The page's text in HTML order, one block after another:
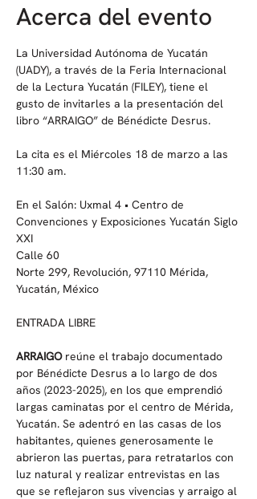
Acerca del evento
La Universidad Autónoma de Yucatán
(UADY), a través de la Feria Internacional
de la Lectura Yucatán (FILEY), tiene el
gusto de invitarles a la presentación del
libro “ARRAIGO” de Bénédicte Desrus.
La cita es el Miércoles 18 de marzo a las
11:30 am.
En el Salón: Uxmal 4 • Centro de
Convenciones y Exposiciones Yucatán Siglo
XXI
Calle 60
Norte 299, Revolución, 97110 Mérida,
Yucatán, México
ENTRADA LIBRE
ARRAIGO reúne el trabajo documentado
por Bénédicte Desrus a lo largo de dos
años (2023-2025), en los que emprendió
largas caminatas por el centro de Mérida,
Yucatán. Se adentró en las casas de los
habitantes, quienes generosamente le
abrieron las puertas, para retratarlos con
luz natural y realizar entrevistas en las
que se reflejaron sus vivencias y arraigo al